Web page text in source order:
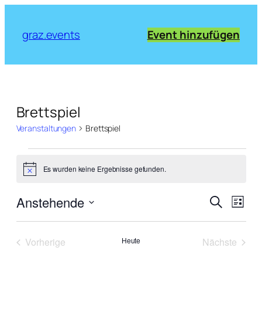
graz.events Event hinzufügen
Brettspiel
Veranstaltungen Brettspiel
Veranstaltungen
Notice Es wurden keine Ergebnisse gefunden.
Suche
und
SucheListe
Anstehende
Datum
Vorherige
Heute
Nächste